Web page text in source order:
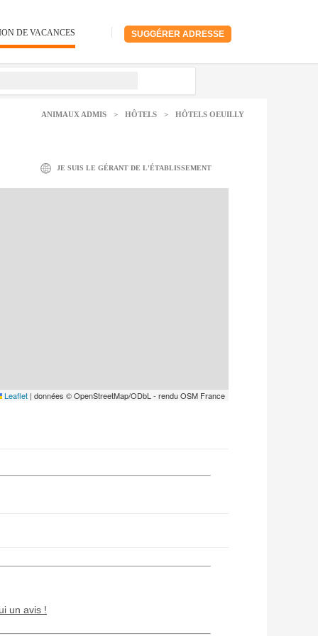
SUGGÉRER ADRESSE
DE VACANCES
ANIMAUX ADMIS > HÔTELS > HÔTELS OEUILLY
JE SUIS LE GÉRANT DE L'ÉTABLISSEMENT
Leaflet | données © OpenStreetMap/ODbL - rendu OSM France
un avis !